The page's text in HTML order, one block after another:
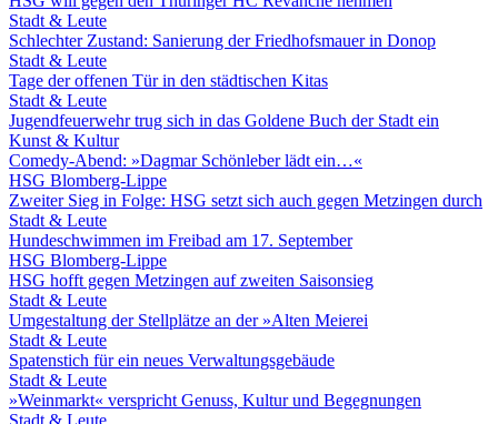
Stadt & Leute
Schlechter Zustand: Sanierung der Friedhofsmauer in Donop
Stadt & Leute
Tage der offenen Tür in den städtischen Kitas
Stadt & Leute
Jugendfeuerwehr trug sich in das Goldene Buch der Stadt ein
Kunst & Kultur
Comedy-Abend: »Dagmar Schönleber lädt ein…«
HSG Blomberg-Lippe
Zweiter Sieg in Folge: HSG setzt sich auch gegen Metzingen durch
Stadt & Leute
Hundeschwimmen im Freibad am 17. September
HSG Blomberg-Lippe
HSG hofft gegen Metzingen auf zweiten Saisonsieg
Stadt & Leute
Umgestaltung der Stellplätze an der »Alten Meierei
Stadt & Leute
Spatenstich für ein neues Verwaltungsgebäude
Stadt & Leute
»Weinmarkt« verspricht Genuss, Kultur und Begegnungen
Stadt & Leute